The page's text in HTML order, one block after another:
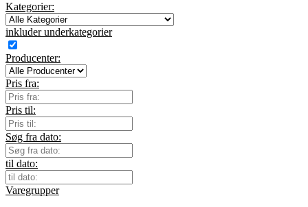
Kategorier:
inkluder underkategorier
Producenter:
Pris fra:
Pris til:
Søg fra dato:
til dato:
Varegrupper